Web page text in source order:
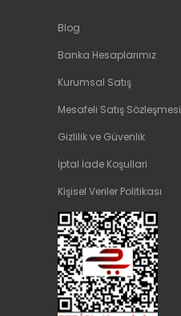
Blog
Banka Hesaplarımız
Kurumsal Satış
Mesafeli Satış Sözleşmesi
Gizlilik ve Güvenlik
İptal İade Koşullari
Kişisel Veriler Politikası